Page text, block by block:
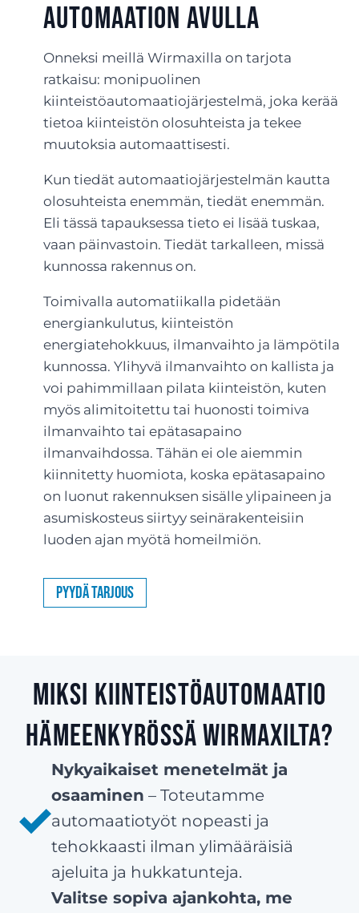
automaation avulla
Onneksi meillä Wirmaxilla on tarjota
ratkaisu: monipuolinen
kiinteistöautomaatiojärjestelmä, joka kerää
tietoa kiinteistön olosuhteista ja tekee
muutoksia automaattisesti.
Kun tiedät automaatiojärjestelmän kautta
olosuhteista enemmän, tiedät enemmän.
Eli tässä tapauksessa tieto ei lisää tuskaa,
vaan päinvastoin. Tiedät tarkalleen, missä
kunnossa rakennus on.
Toimivalla automatiikalla pidetään
energiankulutus, kiinteistön
energiatehokkuus, ilmanvaihto ja lämpötila
kunnossa. Ylihyvä ilmanvaihto on kallista ja
voi pahimmillaan pilata kiinteistön, kuten
myös alimitoitettu tai huonosti toimiva
ilmanvaihto tai epätasapaino
ilmanvaihdossa. Tähän ei ole aiemmin
kiinnitetty huomiota, koska epätasapaino
on luonut rakennuksen sisälle ylipaineen ja
asumiskosteus siirtyy seinärakenteisiin
luoden ajan myötä homeilmiön.
Pyydä tarjous
Miksi kiinteistöautomaatio
Hämeenkyrössä Wirmaxilta?
Nykyaikaiset menetelmät ja
osaaminen – Toteutamme
automaatiotyöt nopeasti ja
tehokkaasti ilman ylimääräisiä
ajeluita ja hukkatunteja.
Valitse sopiva ajankohta, me